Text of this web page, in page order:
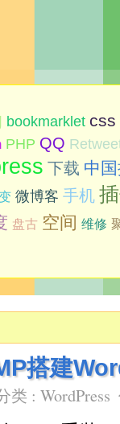
bookmarklet css
PHP QQ
下载 中
微博客 手机
盘古 空间 维修
搭建
类 : WordPress